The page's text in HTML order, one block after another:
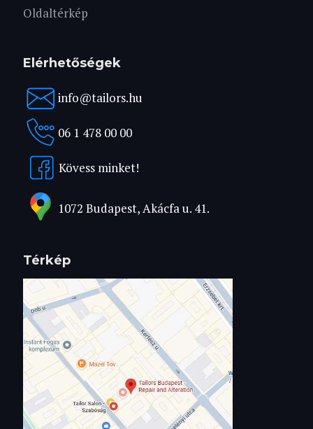
Oldaltérkép
Elérhetőségek
info@tailors.hu
06 1 478 00 00
Kövess minket!
1072 Budapest, Akácfa u. 41.
Térkép